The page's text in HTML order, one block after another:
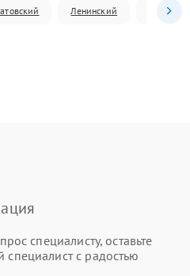
Ленинский
специалисту, оставьте
с радостью